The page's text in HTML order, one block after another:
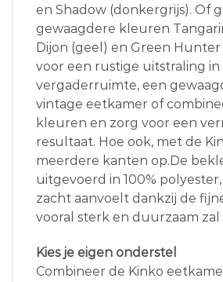
en Shadow (donkergrijs). Of
gewaagdere kleuren
Dijon (geel) en Green Hunter
voor een rustige uitstraling in
vergaderruimte, een
vintage eetkamer of
kleuren en zorg voor een
resultaat. Hoe ook, met de
meerdere kanten op.De
uitgevoerd in 100%
zacht aanvoelt dankzij de
vooral sterk en duurzaam zal
Kies je eigen onderstel
Combineer de Kinko